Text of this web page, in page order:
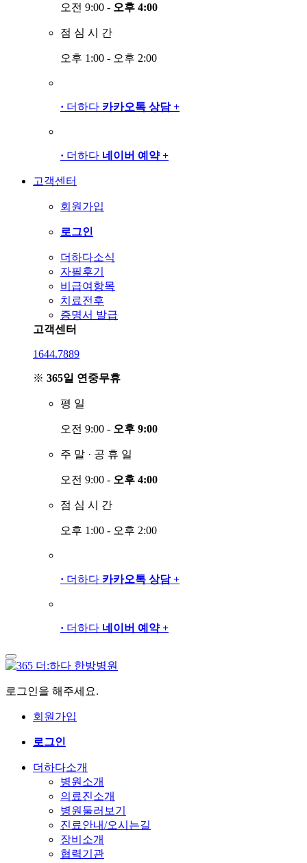
오전 9:00 - 오후 4:00
점 심 시 간
오후 1:00 - 오후 2:00
· 더하다 카카오톡 상담 +
· 더하다 네이버 예약 +
고객센터
회원가입
로그인
더하다소식
자필후기
비급여항목
치료전후
증명서 발급
고객센터
1644.7889
※ 365일 연중무휴
평 일
오전 9:00 - 오후 9:00
주 말 · 공 휴 일
오전 9:00 - 오후 4:00
점 심 시 간
오후 1:00 - 오후 2:00
· 더하다 카카오톡 상담 +
· 더하다 네이버 예약 +
로그인을 해주세요.
회원가입
로그인
더하다소개
병원소개
의료진소개
병원둘러보기
진료안내/오시는길
장비소개
협력기관